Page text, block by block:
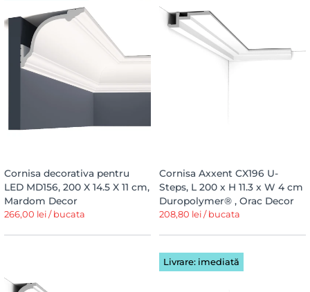
Cornisa decorativa pentru
LED MD156, 200 X 14.5 X 11 cm,
Mardom Decor
266,00 lei / bucata
Cornisa Axxent CX196 U-
Steps, L 200 x H 11.3 x W 4 cm
Duropolymer® , Orac Decor
208,80 lei / bucata
Livrare: imediată